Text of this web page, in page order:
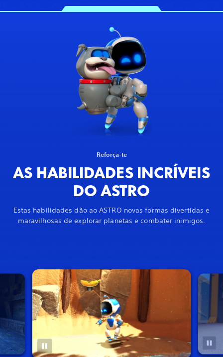
Reforça-te
AS HABILIDADES INCRÍVEIS
DO ASTRO
Estas habilidades dão ao ASTRO novas formas divertidas e
maravilhosas de explorar planetas e combater inimigos.